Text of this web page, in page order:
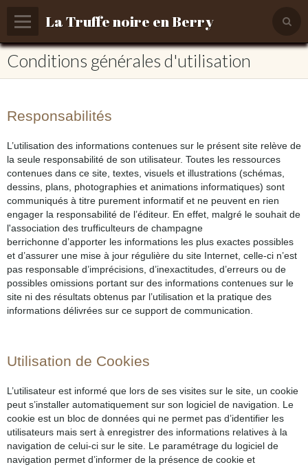
La Truffe noire en Berry
Accueil
Agenda et événements
Blog
Quiz truffé
Contact
Conditions générales d'utilisation
Responsabilités
L’utilisation des informations contenues sur le présent site relève de
la seule responsabilité de son utilisateur. Toutes les ressources
contenues dans ce site, textes, visuels et illustrations (schémas,
dessins, plans, photographies et animations informatiques) sont
communiqués à titre purement informatif et ne peuvent en rien
engager la responsabilité de l’éditeur. En effet, malgré le souhait de
l'association des trufficulteurs de champagne
berrichonne d’apporter les informations les plus exactes possibles
et d’assurer une mise à jour régulière du site Internet, celle-ci n’est
pas responsable d’imprécisions, d’inexactitudes, d’erreurs ou de
possibles omissions portant sur des informations contenues sur le
site ni des résultats obtenus par l’utilisation et la pratique des
informations délivrées sur ce support de communication.
Utilisation de Cookies
L’utilisateur est informé que lors de ses visites sur le site, un cookie
peut s’installer automatiquement sur son logiciel de navigation. Le
cookie est un bloc de données qui ne permet pas d’identifier les
utilisateurs mais sert à enregistrer des informations relatives à la
navigation de celui-ci sur le site. Le paramétrage du logiciel de
navigation permet d’informer de la présence de cookie et